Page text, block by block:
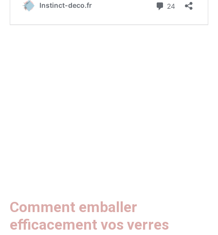
Comment emballer
efficacement vos verres